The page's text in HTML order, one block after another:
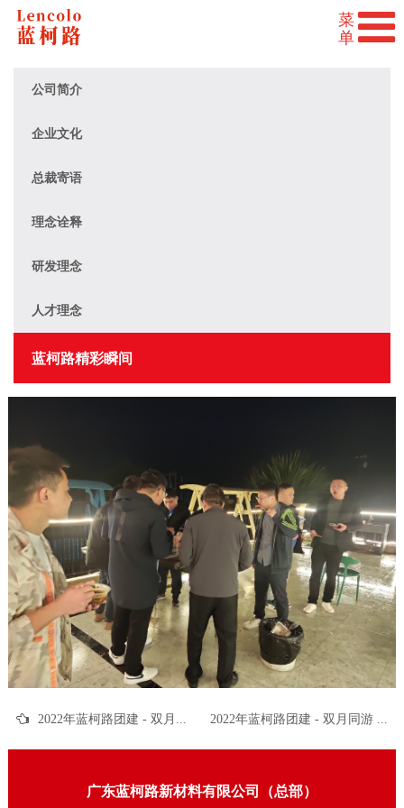
公司简介
企业文化
总裁寄语
理念诠释
研发理念
人才理念
蓝柯路精彩瞬间
广东蓝柯路新材料有限公司（总部）